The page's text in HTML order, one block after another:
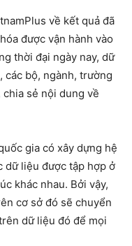
về kết quả đã
được vận hành vào
thời đại ngày nay, dữ
các bộ, ngành, trường
sẻ nội dung về
gia có xây dựng hệ
dữ liệu được tập hợp ở
khác nhau. Bởi vậy,
cơ sở đó sẽ chuyển
dữ liệu đó để mọi